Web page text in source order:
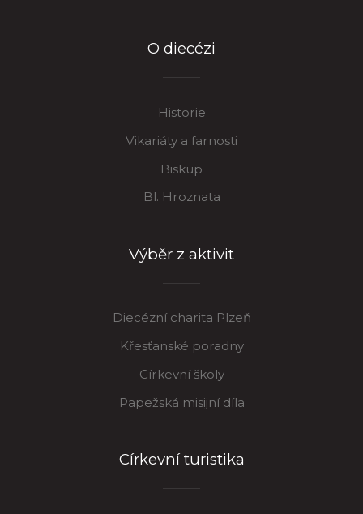
O diecézi
Historie
Vikariáty a farnosti
Biskup
Bl. Hroznata
Výběr z aktivit
Diecézní charita Plzeň
Křesťanské poradny
Církevní školy
Papežská misijní díla
Církevní turistika